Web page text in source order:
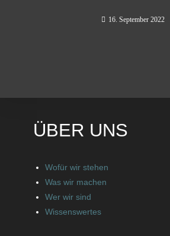
16. September 2022
ÜBER UNS
Wofür wir stehen
Was wir machen
Wer wir sind
Wissenswertes